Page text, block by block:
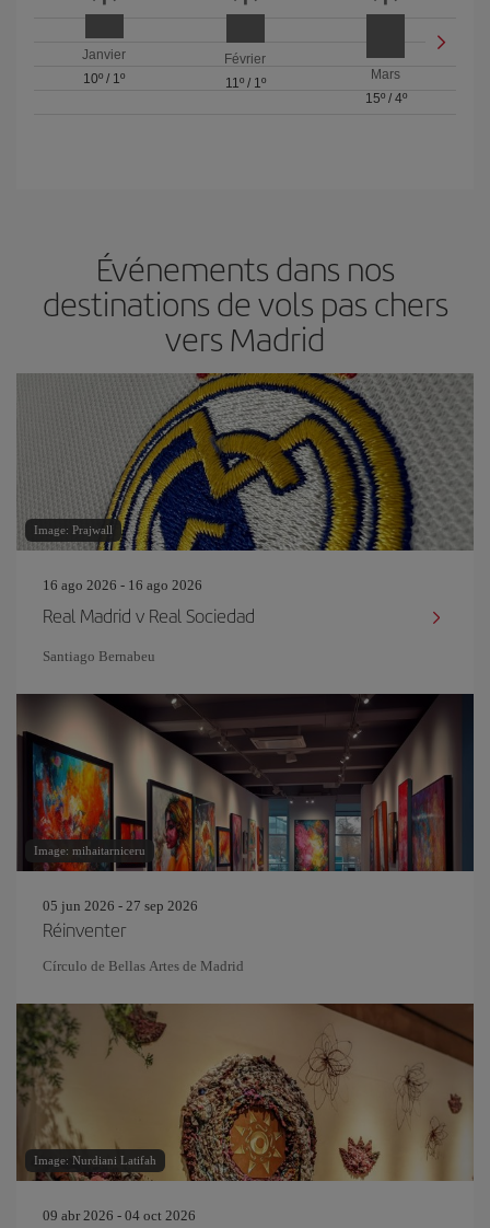
Janvier
10º / 1º
Février
11º/ 1º
Mars
15º/ 4º
Événements dans nos
destinations de vols pas chers
vers Madrid
Image: Prajwall
16 ago 2026 - 16 ago 2026
Real Madrid v Real Sociedad
Santiago Bernabeu
Image: mihaitarniceru
05 jun 2026 - 27 sep 2026
Réinventer
Círculo de Bellas Artes de Madrid
Image: Nurdiani Latifah
09 abr 2026 - 04 oct 2026